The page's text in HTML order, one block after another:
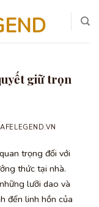
giữ trọn
trọng đối với
thức tại nhà.
lưỡi dao và
đến linh hồn của